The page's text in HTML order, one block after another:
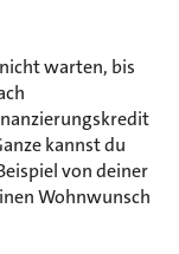
warten, bis
kannst du
von deiner
Wohnwunsch